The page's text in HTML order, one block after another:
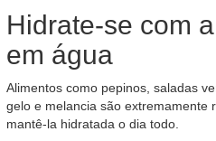
Hidrate-se com
em água
Alimentos como pepinos, saladas
gelo e melancia são extremamente
mantê-la hidratada o dia todo.